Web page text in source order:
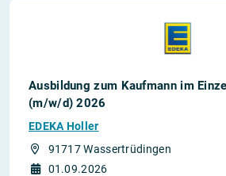
Ausbildung zum Kaufmann im
(m/w/d) 2026
EDEKA Holler
91717 Wassertrüdingen
01.09.2026